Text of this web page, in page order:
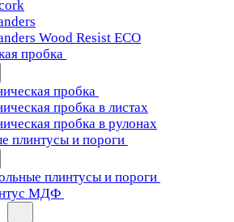
Wood Resist ECO
пробка
пробка
пробка в листах
пробка в рулонах
плинтусы и пороги
плинтусы и пороги
МДФ